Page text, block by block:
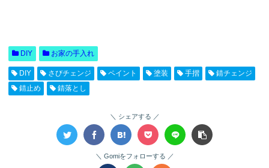
DIY お家の手入れ
DIY さびチェンジ ペイント 塗装 手摺
錆チェンジ
錆止め
錆落とし
シェアする
Gomiをフォローする